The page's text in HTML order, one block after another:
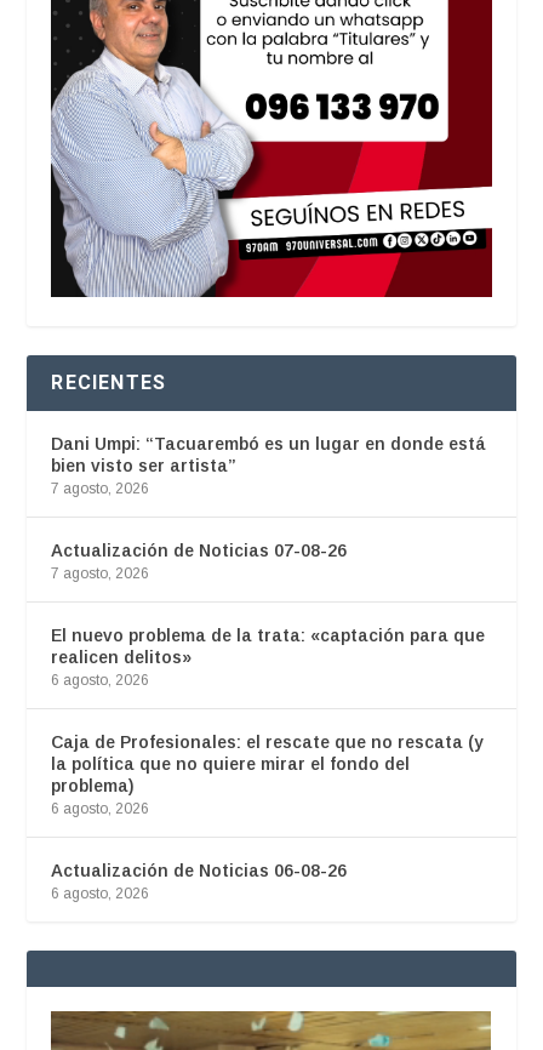
RECIENTES
Dani Umpi: “Tacuarembó es un lugar en donde está
bien visto ser artista”
7 agosto, 2026
Actualización de Noticias 07-08-26
7 agosto, 2026
El nuevo problema de la trata: «captación para que
realicen delitos»
6 agosto, 2026
Caja de Profesionales: el rescate que no rescata (y
la política que no quiere mirar el fondo del
problema)
6 agosto, 2026
Actualización de Noticias 06-08-26
6 agosto, 2026